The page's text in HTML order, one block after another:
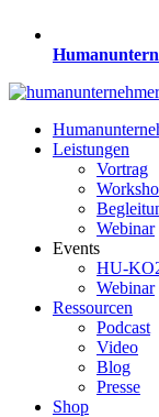
Leistungen
Vortrag
Webinar
Events
HU-
Webinar
Ressourcen
Podcast
Video
Blog
Presse
Shop